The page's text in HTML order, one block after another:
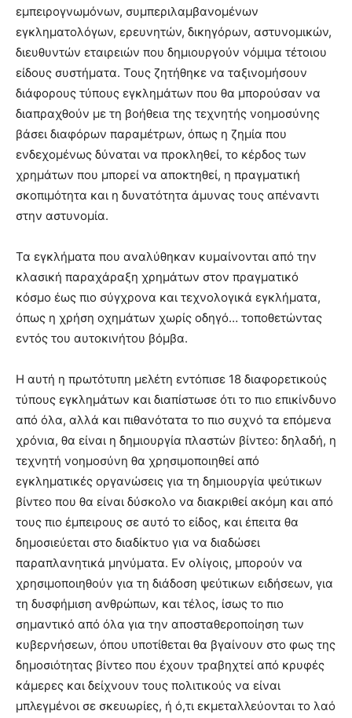
εμπειρογνωμόνων, συμπεριλαμβανομένων
εγκληματολόγων, ερευνητών, δικηγόρων, αστυνομικών,
διευθυντών εταιρειών που δημιουργούν νόμιμα τέτοιου
είδους συστήματα. Τους ζητήθηκε να ταξινομήσουν
διάφορους τύπους εγκλημάτων που θα μπορούσαν να
διαπραχθούν με τη βοήθεια της τεχνητής νοημοσύνης
βάσει διαφόρων παραμέτρων, όπως η ζημία που
ενδεχομένως δύναται να προκληθεί, το κέρδος των
χρημάτων που μπορεί να αποκτηθεί, η πραγματική
σκοπιμότητα και η δυνατότητα άμυνας τους απέναντι
στην αστυνομία.
Τα εγκλήματα που αναλύθηκαν κυμαίνονται από την
κλασική παραχάραξη χρημάτων στον πραγματικό
κόσμο έως πιο σύγχρονα και τεχνολογικά εγκλήματα,
όπως η χρήση οχημάτων χωρίς οδηγό… τοποθετώντας
εντός του αυτοκινήτου βόμβα.
Η αυτή η πρωτότυπη μελέτη εντόπισε 18 διαφορετικούς
τύπους εγκλημάτων και διαπίστωσε ότι το πιο επικίνδυνο
από όλα, αλλά και πιθανότατα το πιο συχνό τα επόμενα
χρόνια, θα είναι η δημιουργία πλαστών βίντεο: δηλαδή, η
τεχνητή νοημοσύνη θα χρησιμοποιηθεί από
εγκληματικές οργανώσεις για τη δημιουργία ψεύτικων
βίντεο που θα είναι δύσκολο να διακριθεί ακόμη και από
τους πιο έμπειρους σε αυτό το είδος, και έπειτα θα
δημοσιεύεται στο διαδίκτυο για να διαδώσει
παραπλανητικά μηνύματα. Εν ολίγοις, μπορούν να
χρησιμοποιηθούν για τη διάδοση ψεύτικων ειδήσεων, για
τη δυσφήμιση ανθρώπων, και τέλος, ίσως το πιο
σημαντικό από όλα για την αποσταθεροποίηση των
κυβερνήσεων, όπου υποτίθεται θα βγαίνουν στο φως της
δημοσιότητας βίντεο που έχουν τραβηχτεί από κρυφές
κάμερες και δείχνουν τους πολιτικούς να είναι
μπλεγμένοι σε σκευωρίες, ή ό,τι εκμεταλλεύονται το λαό